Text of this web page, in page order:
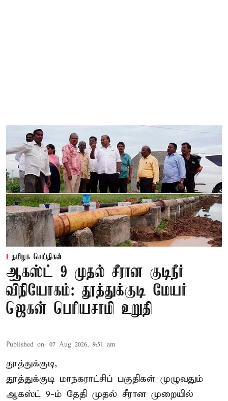
தமிழக செய்திகள்
ஆகஸ்ட் 9 முதல் சீரான குடிநீர்
விநியோகம்: தூத்துக்குடி மேயர்
ஜெகன் பெரியசாமி உறுதி
Published on: 07 Aug 2026, 9:51 am
தூத்துக்குடி,
தூத்துக்குடி மாநகராட்சிப் பகுதிகள் முழுவதும்
ஆகஸ்ட் 9-ம் தேதி முதல் சீரான முறையில்